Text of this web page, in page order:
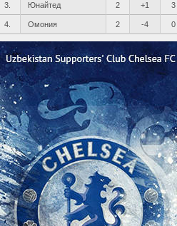
3. Юнайтед 2 +1 3
4. Омония 2 -4 0